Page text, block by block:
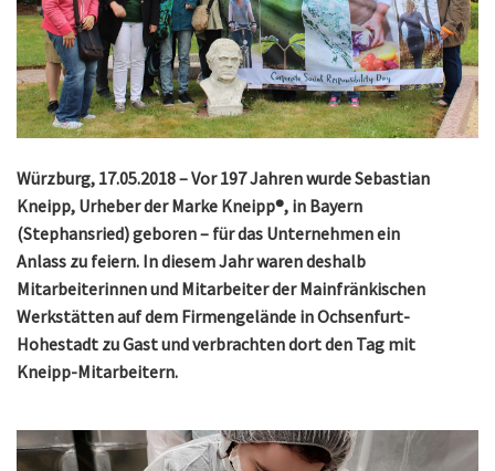
Würzburg, 17.05.2018 – Vor 197 Jahren wurde Sebastian
Kneipp, Urheber der Marke Kneipp®, in Bayern
(Stephansried) geboren – für das Unternehmen ein
Anlass zu feiern. In diesem Jahr waren deshalb
Mitarbeiterinnen und Mitarbeiter der Mainfränkischen
Werkstätten auf dem Firmengelände in Ochsenfurt-
Hohestadt zu Gast und verbrachten dort den Tag mit
Kneipp-Mitarbeitern.